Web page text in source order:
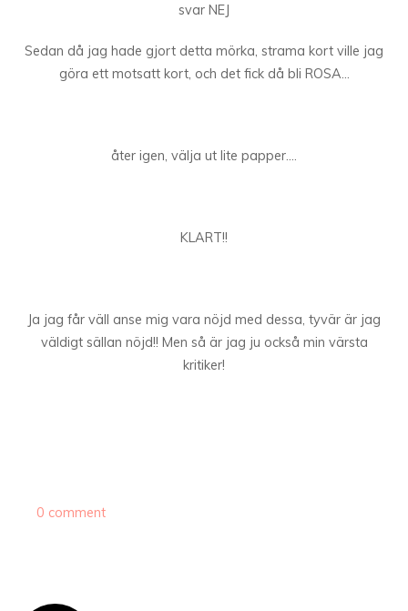
svar NEJ
Sedan då jag hade gjort detta mörka, strama kort ville jag
göra ett motsatt kort, och det fick då bli ROSA…
åter igen, välja ut lite papper….
KLART!!
Ja jag får väll anse mig vara nöjd med dessa, tyvär är jag
väldigt sällan nöjd!! Men så är jag ju också min värsta
kritiker!
0 comment